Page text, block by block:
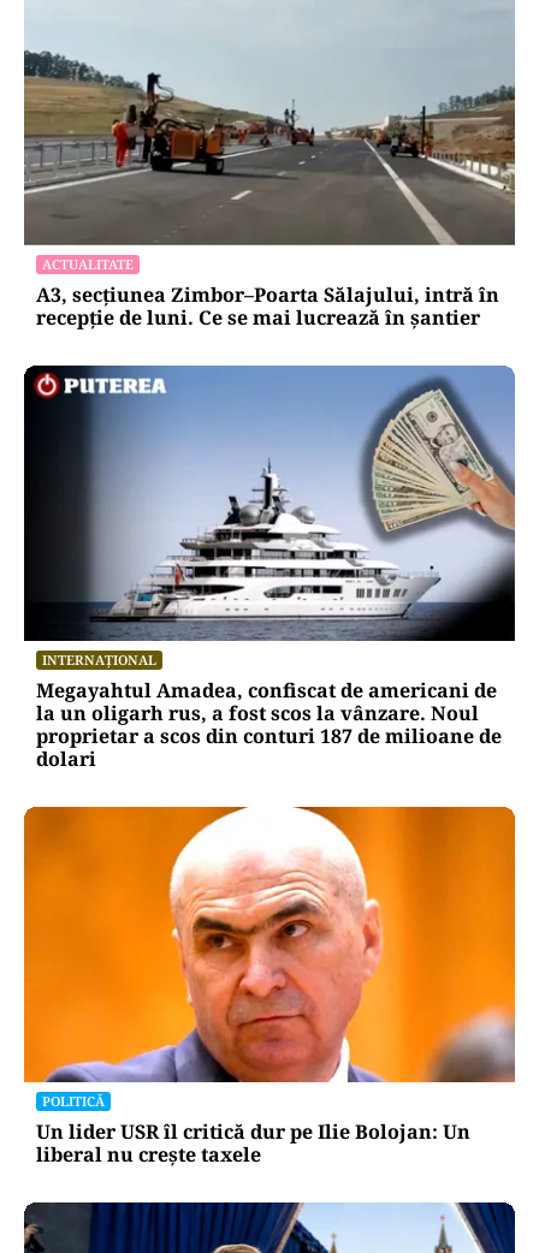
ACTUALITATE
A3, secțiunea Zimbor–Poarta Sălajului, intră în
recepție de luni. Ce se mai lucrează în șantier
INTERNAȚIONAL
Megayahtul Amadea, confiscat de americani de
la un oligarh rus, a fost scos la vânzare. Noul
proprietar a scos din conturi 187 de milioane de
dolari
POLITICĂ
Un lider USR îl critică dur pe Ilie Bolojan: Un
liberal nu crește taxele